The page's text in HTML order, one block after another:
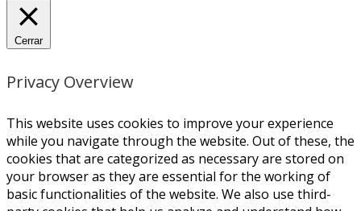
Cerrar
Privacy Overview
This website uses cookies to improve your experience
while you navigate through the website. Out of these, the
cookies that are categorized as necessary are stored on
your browser as they are essential for the working of
basic functionalities of the website. We also use third-